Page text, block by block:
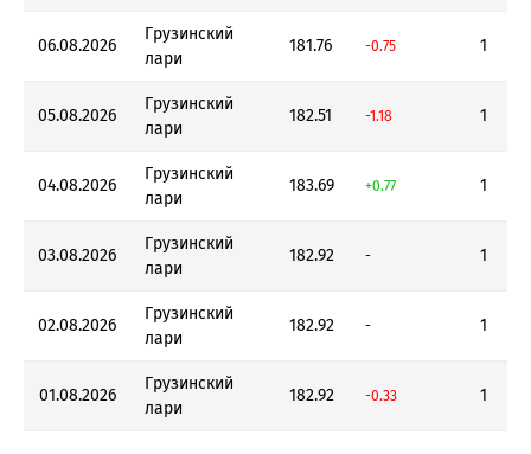
06.08.2026
Грузинский
лари
181.76 -0.75 1
05.08.2026
Грузинский
лари
182.51 -1.18 1
04.08.2026
Грузинский
лари
183.69 +0.77 1
03.08.2026
Грузинский
лари
182.92 - 1
02.08.2026
Грузинский
лари
182.92 - 1
01.08.2026
Грузинский
лари
182.92 -0.33 1